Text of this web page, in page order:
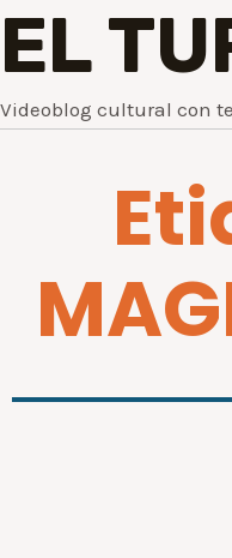
EL
Videoblog cultural con